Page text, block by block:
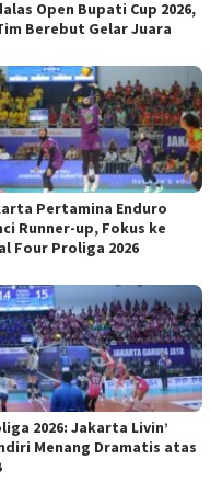
Open Bupati Cup 2026,
Berebut Gelar Juara
Pertamina Enduro
Runner-up, Fokus ke
Four Proliga 2026
2026: Jakarta Livin’
Menang Dramatis atas